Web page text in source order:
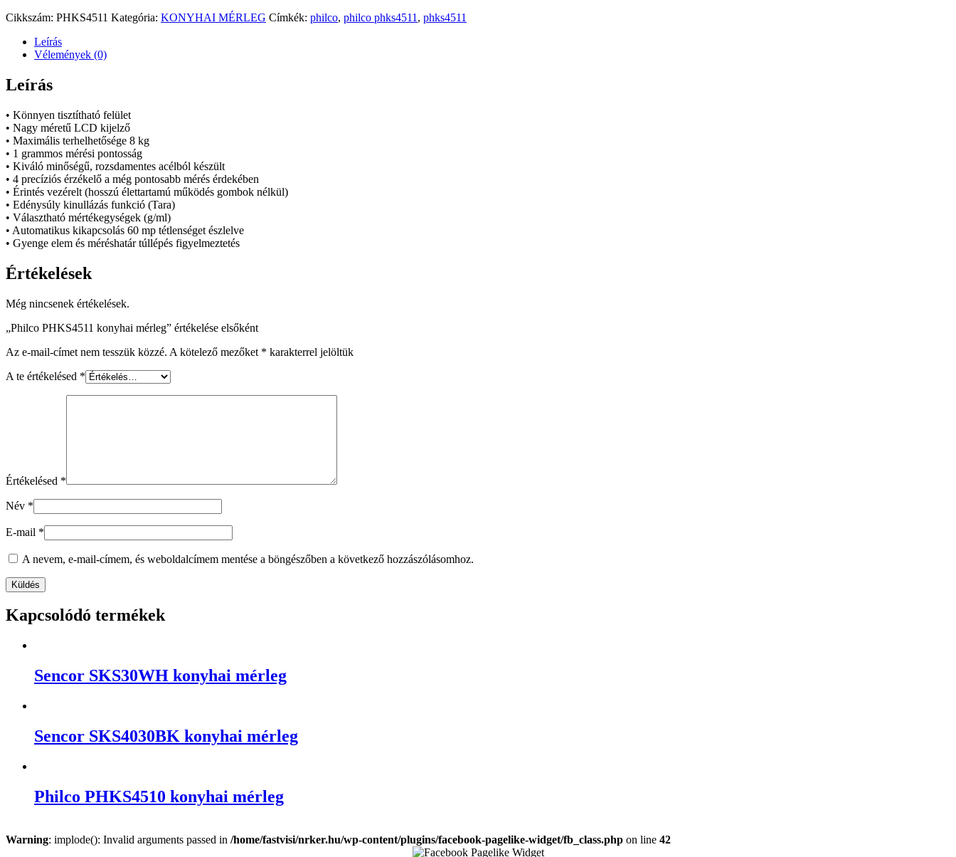
Cikkszám: PHKS4511 Kategória: KONYHAI MÉRLEG Címkék: philco, philco phks4511 , phks4511
Leírás
Vélemények (0)
Leírás
• Könnyen tisztítható felület
• Nagy méretű LCD kijelző
• Maximális terhelhetősége 8 kg
• 1 grammos mérési pontosság
• Kiváló minőségű, rozsdamentes acélból készült
• 4 precíziós érzékelő a még pontosabb mérés érdekében
• Érintés vezérelt (hosszú élettartamú működés gombok nélkül)
• Edénysúly kinullázás funkció (Tara)
• Választható mértékegységek (g/ml)
• Automatikus kikapcsolás 60 mp tétlenséget észlelve
• Gyenge elem és méréshatár túllépés figyelmeztetés
Értékelések
Még nincsenek értékelések.
„Philco PHKS4511 konyhai mérleg” értékelése elsőként
Az e-mail-címet nem tesszük közzé. A kötelező mezőket * karakterrel jelöltük
A te értékelésed *
Értékelésed *
Név *
E-mail *
A nevem, e-mail-címem, és weboldalcímem mentése a böngészőben a következő hozzászólásomhoz.
Kapcsolódó termékek
Sencor SKS30WH konyhai mérleg
Sencor SKS4030BK konyhai mérleg
Philco PHKS4510 konyhai mérleg
Warning: implode(): Invalid arguments passed in /home/fastvisi/nrker.hu/wp-content/plugins/facebook-pagelike-widget/fb_class.php on line 42